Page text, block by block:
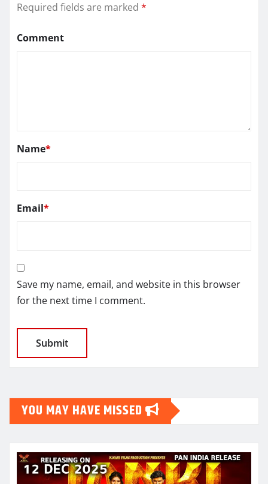
Required fields are marked *
Comment
Name*
Email*
Save my name, email, and website in this browser
for the next time I comment.
YOU MAY HAVE MISSED